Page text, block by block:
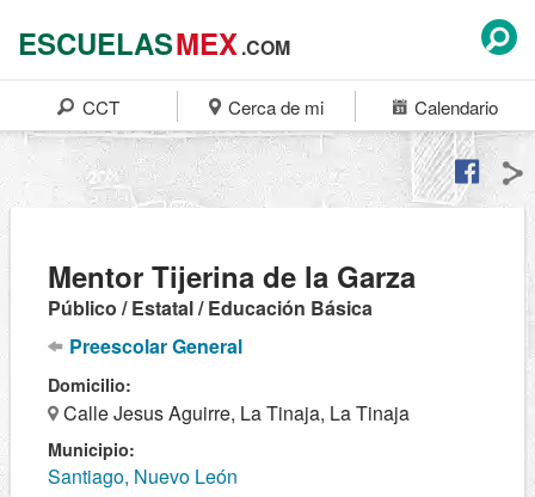
ESCUELASMEX.COM
CCT Cerca de mi Calendario
Mentor Tijerina de la Garza
Público / Estatal / Educación Básica
Preescolar General
Domicilio:
Calle Jesus Aguirre, La Tinaja, La Tinaja
Municipio:
Santiago, Nuevo León